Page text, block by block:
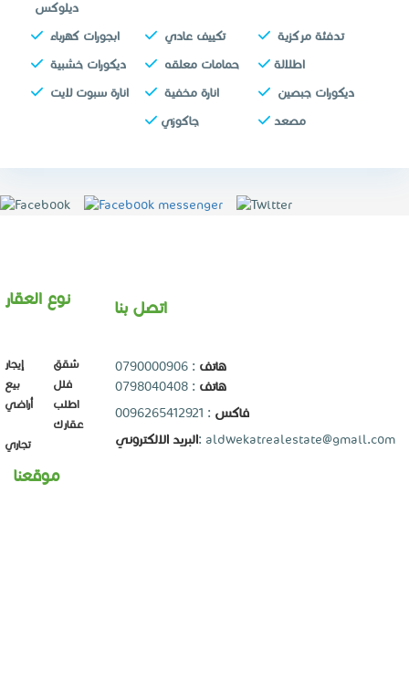
ديلوكس ‏
‏تدفئة مركزية ‏
‏تكييف عادي ‏
‏ابجورات كهرباء ‏
اطلالة
‏حمامات معلقه ‏
‏ديكورات ‏خشبية ‏
‏ديكورات ‏جبصين ‏
‏‏انارة ‏مخفية ‏
‏‏انارة ‏سبوت لايت ‏
مصعد
جاكوزي
اتصل بنا
هاتف :
0790000906
هاتف :
0798040408
فاكس : 0096265412921
البريد الالكتروني: aldwekatrealestate@gmail.com
موقعنا
نوع العقار
إيجار
شقق
بيع
فلل
أراضي
اطلب
عقارك
تجاري